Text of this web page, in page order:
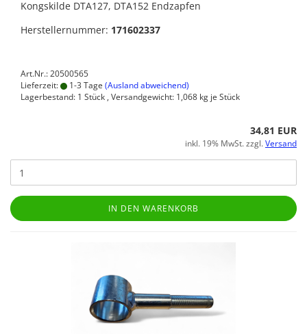
Kongskilde DTA127, DTA152 Endzapfen
Herstellernummer: 171602337
Art.Nr.: 20500565
Lieferzeit:
1-3 Tage (Ausland abweichend)
Lagerbestand: 1 Stück , Versandgewicht: 1,068 kg je Stück
34,81 EUR
inkl. 19% MwSt. zzgl.Versand
IN DEN WARENKORB